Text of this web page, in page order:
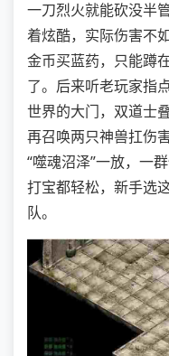
一刀烈火就能砍没半
着炫酷，实际伤害不
金币买蓝药，只能蹲
了。后来听老玩家指
世界的大门，双道士
再召唤两只神兽扛伤
“噬魂沼泽”一放，一
打宝都轻松，新手选
队。